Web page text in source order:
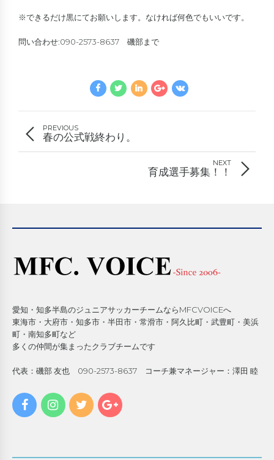
※できるだけ黒にてお願いします。なければ何色でもいいです。
問い合わせ:090-2573-8637 磯部まで
PREVIOUS
春の公式戦終わり。
NEXT
育成選手募集！！
愛知・知多半島のジュニアサッカーチームならMFCVOICEへ
東海市・大府市・知多市・半田市・常滑市・阿久比町・武豊町・美浜
町・南知多町など
多くの仲間が集まったクラブチームです
代表：磯部 友也 090-2573-8637 コーチ兼マネージャー：澤田 睦